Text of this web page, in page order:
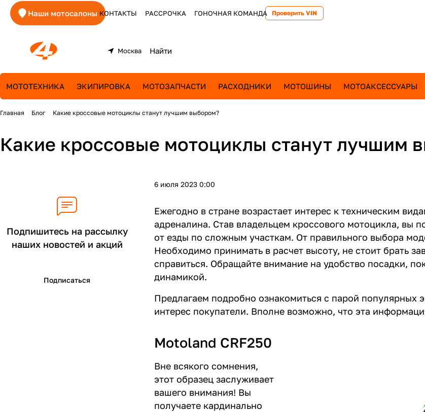
Наши мотосалоны КОНТАКТЫ РАССРОЧКА ГОНОЧНАЯ КОМАНДА Проверить VIN
Москва
МОТОТЕХНИКА ЭКИПИРОВКА МОТОЗАПЧАСТИ РАСХОДНИКИ МОТОШИНЫ МОТОАКСЕССУАРЫ
Главная Блог Какие кроссовые мотоциклы станут лучшим выбором?
Какие кроссовые мотоциклы станут лучшим
6 июля 2023 0:00
Ежегодно в стране возрастает интерес к техническим
адреналина. Став владельцем кроссового мотоцикла, вы
от езды по сложным участкам. От правильного выбора
Необходимо принимать в расчет высоту, не стоит брать
справиться. Обращайте внимание на удобство посадки,
динамикой.
Предлагаем подробно ознакомиться с парой
интерес покупатели. Вполне возможно, что эта
Motoland CRF250
Вне всякого сомнения,
этот образец заслуживает
вашего внимания! Вы
получаете кардинально
Подпишитесь на рассылку
наших новостей и акций
Подписаться